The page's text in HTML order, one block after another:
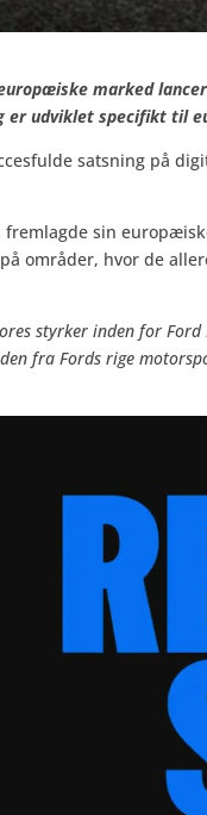
marked
er udviklet specifikt til
satsning på
sin
områder, hvor de
styrker inden for
fra Fords rige